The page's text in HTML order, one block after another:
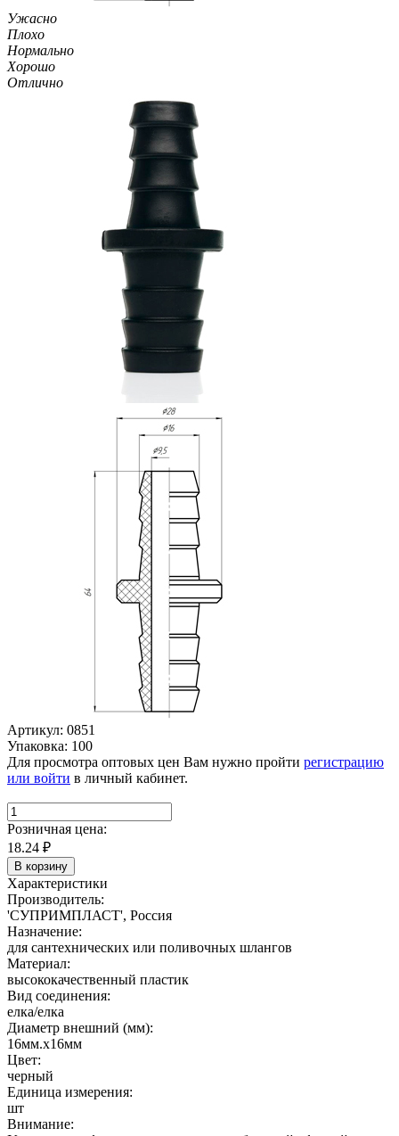
Ужасно
Плохо
Нормально
Хорошо
Отлично
Артикул: 0851
Упаковка: 100
Для просмотра оптовых цен Вам нужно пройти регистрацию
или войти в личный кабинет.
Розничная цена:
18.24 ₽
В корзину
Характеристики
Производитель:
'СУПРИМПЛАСТ', Россия
Назначение:
для сантехнических или поливочных шлангов
Материал:
высококачественный пластик
Вид соединения:
елка/елка
Диаметр внешний (мм):
16мм.х16мм
Цвет:
черный
Единица измерения:
шт
Внимание: